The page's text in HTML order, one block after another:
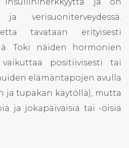
verisuoniterveydessä.
tavataan erityisesti
Toki näiden hormonien
positiivisesti tai
elämäntapojen avulla
ja tupakan käytöllä), mutta
ja jokapäiväisiä tai -öisiä